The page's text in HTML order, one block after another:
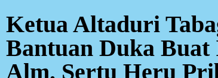
Ketua Altaduri
Bantuan Duka
Alm. Sertu Heru